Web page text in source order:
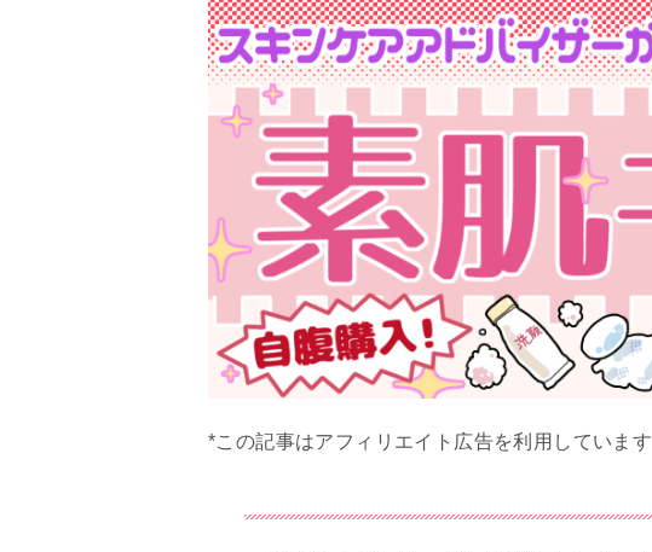
*この記事はアフィリエイト広告を利用しています